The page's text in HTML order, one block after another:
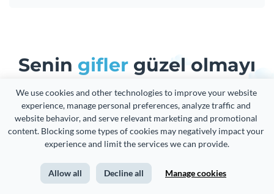
We use cookies and other technologies to improve your website
experience, manage personal preferences, analyze traffic and
website behavior, and serve relevant marketing and promotional
content. Blocking some types of cookies may negatively impact your
experience and limit the services we can provide.
Allow all Decline all Manage cookies
Senin gifler güzel olmayı
hakediyorve içeriğinin
geri kalanı da
İster deneyimli bir tasarımcı ister tamamen acemi ol, görsel
marka deneyimleri yaratabilirsin.